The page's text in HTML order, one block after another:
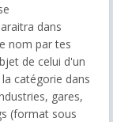
dans
nom par tes
de celui d'un
catégorie dans
gares,
(format sous